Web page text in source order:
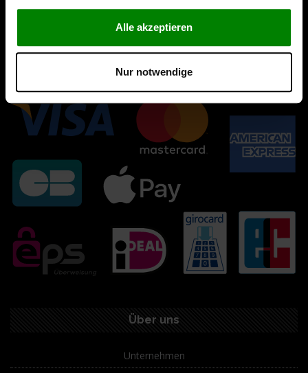
Alle akzeptieren
Nur notwendige
Über uns
Unternehmen